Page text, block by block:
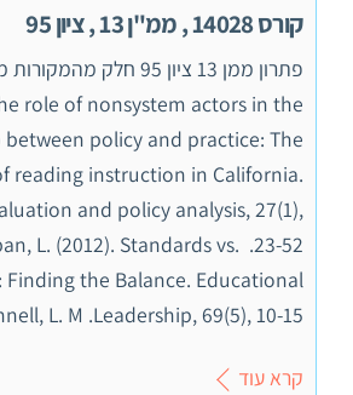
קורס 14028 , ממ"ן 13 , ציון 95
role of nonsystem actors in the
policy and practice: The
reading instruction in California.
and policy analysis, 27(1),
Cuban, L. (2012). Standards vs.
the Balance. Educational
Leadership, 69(5), 10-15.‏ McDonnell, L. M., […]
קרא עוד